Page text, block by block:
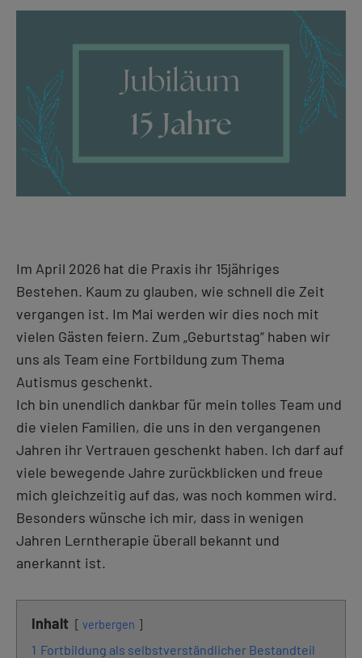
uns:
Team-
Fortbildung
Im April 2026 hat die Praxis ihr 15jähriges
Bestehen. Kaum zu glauben, wie schnell die Zeit
vergangen ist. Im Mai werden wir dies noch mit
vielen Gästen feiern. Zum „Geburtstag“ haben wir
uns als Team eine Fortbildung zum Thema
Autismus geschenkt.
Ich bin unendlich dankbar für mein tolles Team und
die vielen Familien, die uns in den vergangenen
Jahren ihr Vertrauen geschenkt haben. Ich darf auf
viele bewegende Jahre zurückblicken und freue
mich gleichzeitig auf das, was noch kommen wird.
Besonders wünsche ich mir, dass in wenigen
Jahren Lerntherapie überall bekannt und
anerkannt ist.
Inhalt verbergen
1 Fortbildung als selbstverständlicher Bestandteil